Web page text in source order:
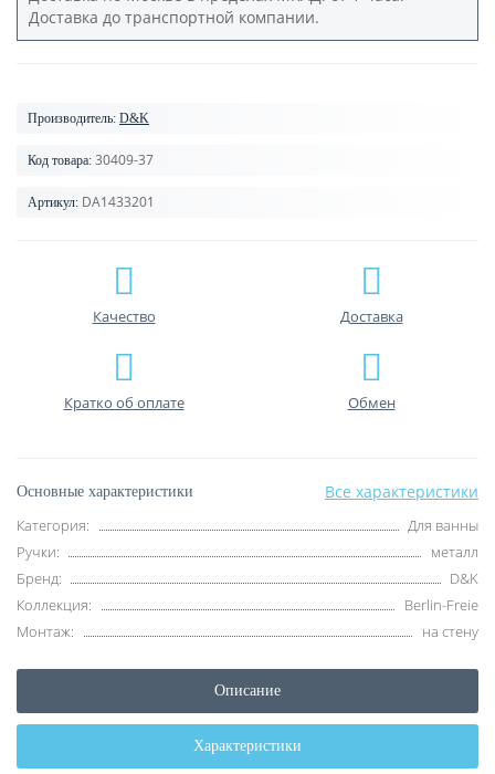
Доставка до транспортной компании.
Производитель: D&K
Код товара: 30409-37
Артикул: DA1433201
Качество Доставка
Кратко об оплате Обмен
Основные характеристики Все характеристики
Категория:
Для ванны
Ручки:
металл
Бренд:
D&K
Коллекция:
Berlin-Freie
Монтаж:
на стену
Описание
Характеристики